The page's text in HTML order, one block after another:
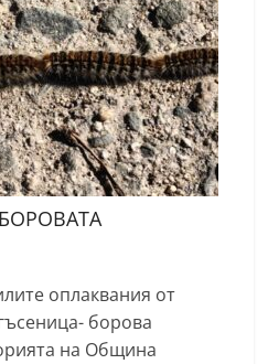
оплаквания от
борова
на Община